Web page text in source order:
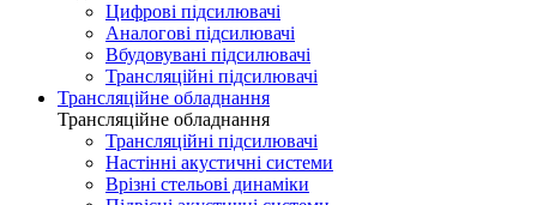
Цифрові підсилювачі
Аналогові підсилювачі
Вбудовувані підсилювачі
Трансляційні підсилювачі
Трансляційне обладнання
Трансляційне обладнання
Трансляційні підсилювачі
Настінні акустичні системи
Врізні стельові динаміки